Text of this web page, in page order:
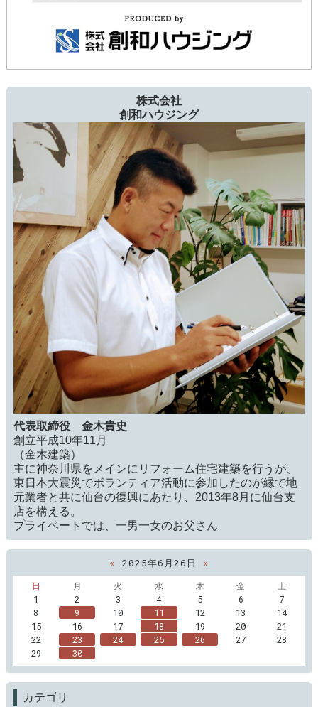
株式会社
創和ハウジング
代表取締役 金木貴史
創立平成10年11月
（金木建築）
主に神奈川県をメインにリフォーム住宅建築を行うが、
東日本大震災でボランティア活動に参加したのが縁で地
元業者と共に仙台の復興にあたり、2013年8月に仙台支
店を構える。
プライベートでは、一男一女のお父さん
« 2025年6月26日
»
日
月 火 水 木 金
土
1
2 3 4 5 6
7
8
9 10 11 12 13
14
15
16 17 18 19 20
21
22
23 24 25 26 27
28
29
30
カテゴリ